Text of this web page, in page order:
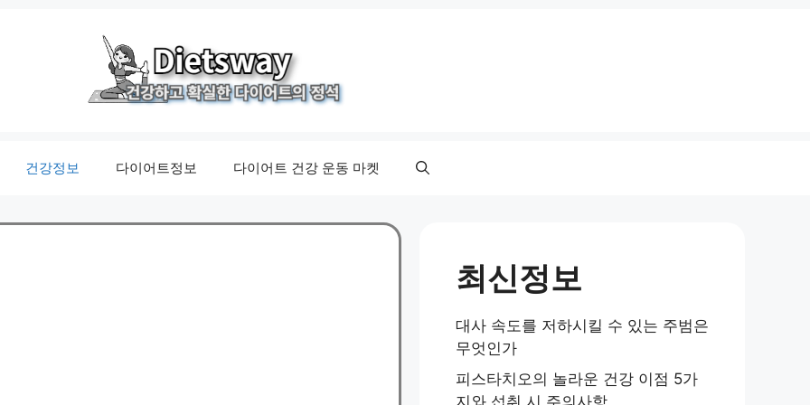
건강정보 다이어트정보 다이어트 건강 운동 마켓
최신정보
대사 속도를 저하시킬 수 있는 주범은
무엇인가
피스타치오의 놀라운 건강 이점 5가
지와 섭취 시 주의사항